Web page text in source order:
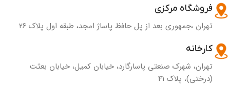
فروشگاه مرکزی
تهران ،جمهوری بعد از پل حافظ پاساژ امجد، طبقه اول پلاک ۲۶
کارخانه
تهران، شهرک صنعتی پاسارگارد، خیابان کمیل، خیابان بعثت
(درختی)، پلاک 41